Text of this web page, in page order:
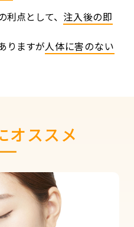
点として、 注入後の即
りますが人体に害のない
オススメ